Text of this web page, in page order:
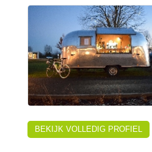
BEKIJK VOLLEDIG PROFIEL